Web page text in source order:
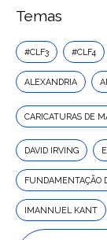
Temas
#CLF3 #CLF4
ALEXANDRIA
CARICATURAS DE
DAVID IRVING
FUNDAMENTAÇÃO
IMANNUEL KANT